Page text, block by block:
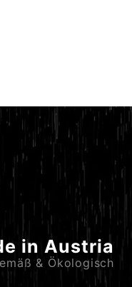
in Austria
& Ökologisch